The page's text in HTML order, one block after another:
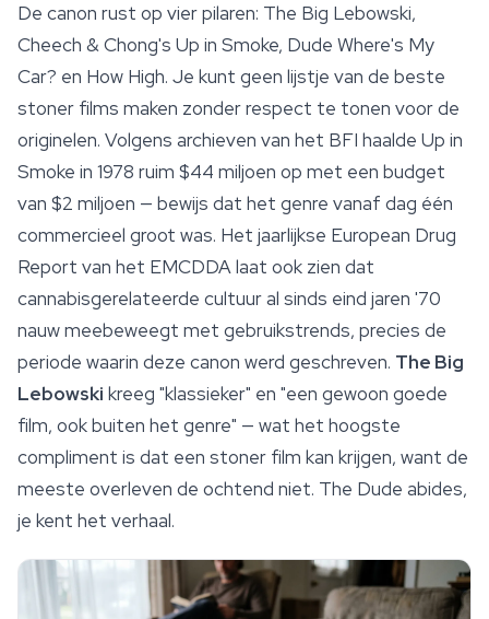
De canon rust op vier pilaren: The Big Lebowski,
Cheech & Chong's Up in Smoke, Dude Where's My
Car? en How High. Je kunt geen lijstje van de beste
stoner films maken zonder respect te tonen voor de
originelen. Volgens archieven van het BFI haalde Up in
Smoke in 1978 ruim $44 miljoen op met een budget
van $2 miljoen — bewijs dat het genre vanaf dag één
commercieel groot was. Het jaarlijkse European Drug
Report van het EMCDDA laat ook zien dat
cannabisgerelateerde cultuur al sinds eind jaren '70
nauw meebeweegt met gebruikstrends, precies de
periode waarin deze canon werd geschreven. The Big
Lebowski kreeg "klassieker" en "een gewoon goede
film, ook buiten het genre" — wat het hoogste
compliment is dat een stoner film kan krijgen, want de
meeste overleven de ochtend niet. The Dude abides,
je kent het verhaal.